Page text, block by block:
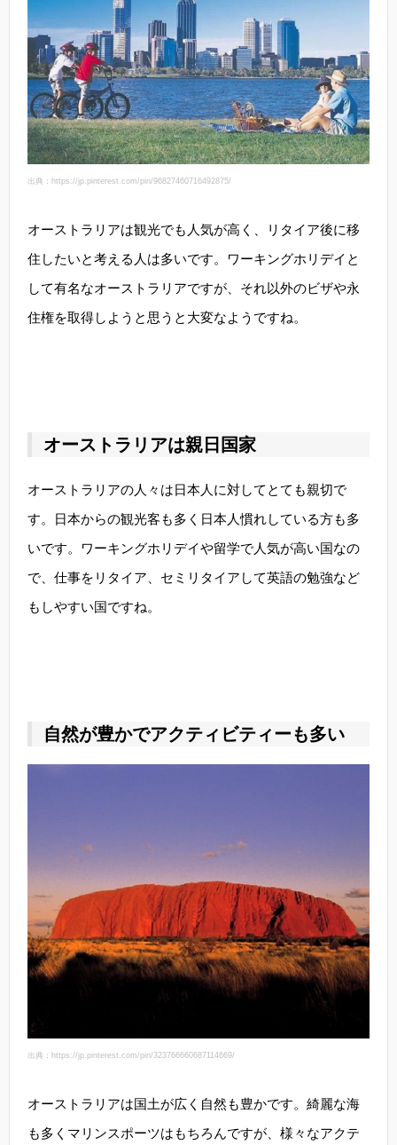
出典：https://jp.pinterest.com/pin/96827460716492875/
オーストラリアは観光でも人気が高く、リタイア後に移
住したいと考える人は多いです。ワーキングホリデイと
して有名なオーストラリアですが、それ以外のビザや永
住権を取得しようと思うと大変なようですね。
オーストラリアは親日国家
オーストラリアの人々は日本人に対してとても親切で
す。日本からの観光客も多く日本人慣れしている方も多
いです。ワーキングホリデイや留学で人気が高い国なの
で、仕事をリタイア、セミリタイアして英語の勉強など
もしやすい国ですね。
自然が豊かでアクティビティーも多い
出典：https://jp.pinterest.com/pin/323766660687114669/
オーストラリアは国土が広く自然も豊かです。綺麗な海
も多くマリンスポーツはもちろんですが、様々なアクテ